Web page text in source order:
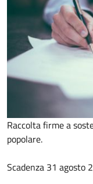
Raccolta firme a
popolare.
Scadenza 31 agosto